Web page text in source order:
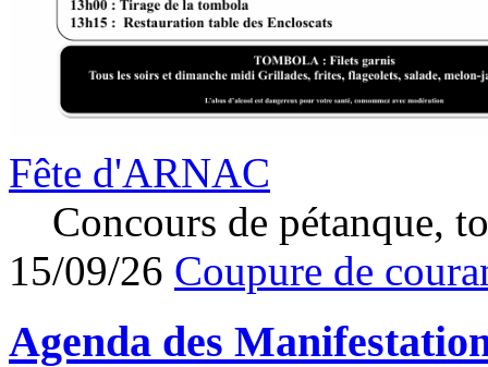
Fête d'ARNAC
Concours de pétanque,
15/09/26 Coupure de
Agenda des